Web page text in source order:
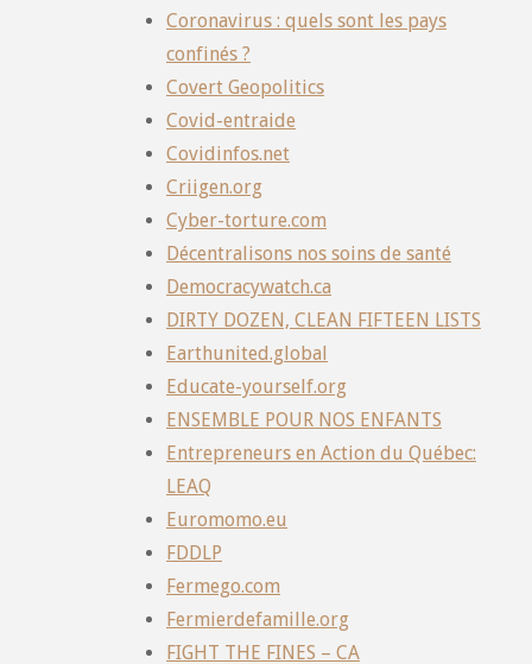
Coronavirus : quels sont les pays
confinés ?
Covert Geopolitics
Covid-entraide
Covidinfos.net
Criigen.org
Cyber-torture.com
Décentralisons nos soins de santé
Democracywatch.ca
DIRTY DOZEN, CLEAN FIFTEEN LISTS
Earthunited.global
Educate-yourself.org
ENSEMBLE POUR NOS ENFANTS
Entrepreneurs en Action du Québec:
LEAQ
Euromomo.eu
FDDLP
Fermego.com
Fermierdefamille.org
FIGHT THE FINES – CA